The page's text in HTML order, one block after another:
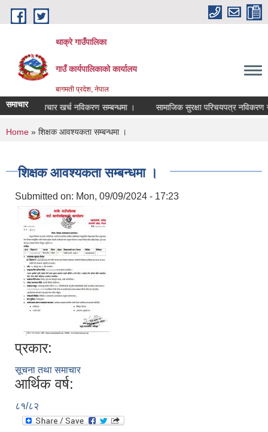
Skip to main content
थाक्रे गाउँपालिका
गाउँ कार्यपालिकाको कार्यालय
बागमती प्रदेश, नेपाल
समाचार
औषधी उपचार खर्च नविकरण सम्बन्धमा । सामाजिक सुरक्षा परिचयपत्र नविकरण
You are here
Home » शिक्षक आवश्यकता सम्बन्धमा ।
शिक्षक आवश्यकता सम्बन्धमा ।
Submitted on: Mon, 09/09/2024 - 17:23
प्रकार:
सूचना तथा समाचार
आर्थिक वर्ष:
८१/८२